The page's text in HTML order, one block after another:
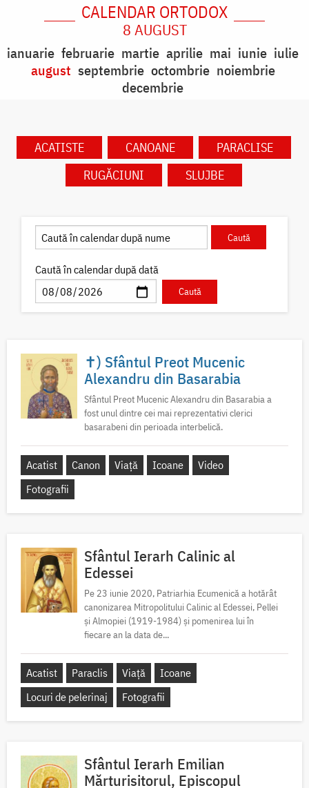
CALENDAR ORTODOX
8 AUGUST
ianuarie februarie martie aprilie mai iunie iulie
august septembrie octombrie noiembrie
decembrie
ACATISTE CANOANE
PARACLISE
RUGĂCIUNI
SLUJBE
Caută în calendar după dată
✝) Sfântul Preot Mucenic
Alexandru din Basarabia
Sfântul Preot Mucenic Alexandru din Basarabia a
fost unul dintre cei mai reprezentativi clerici
basarabeni din perioada interbelică.
Acatist Canon Viață Icoane
Video
Fotografii
Sfântul Ierarh Calinic al
Edessei
Pe 23 iunie 2020, Patriarhia Ecumenică a hotărât
canonizarea Mitropolitului Calinic al Edessei, Pellei
și Almopiei (1919-1984) și pomenirea lui în
fiecare an la data de...
Acatist Paraclis Viață
Icoane
Locuri de pelerinaj
Fotografii
Sfântul Ierarh Emilian
Mărturisitorul, Episcopul